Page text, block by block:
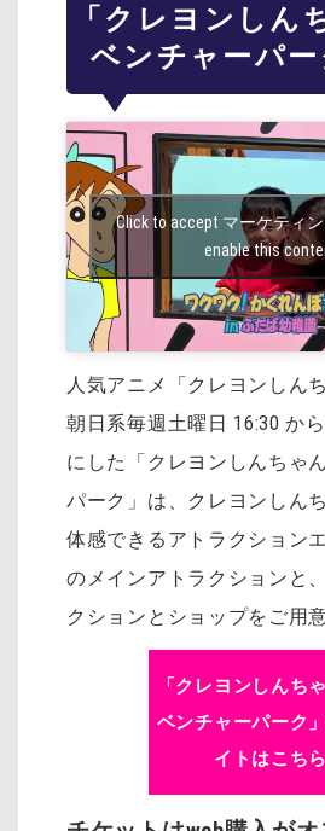
「クレヨンしん
ベンチャーパ
Click to accept マーケティン
enable this
人気アニメ「クレヨンしん
朝日系毎週土曜日 16:30 か
にした「クレヨンしんちゃ
パーク」は、クレヨンしん
体感できるアトラクション
のメインアトラクションと
クションとショップをご用意
「クレヨンしんち
ベンチャーパーク
イトはこちら